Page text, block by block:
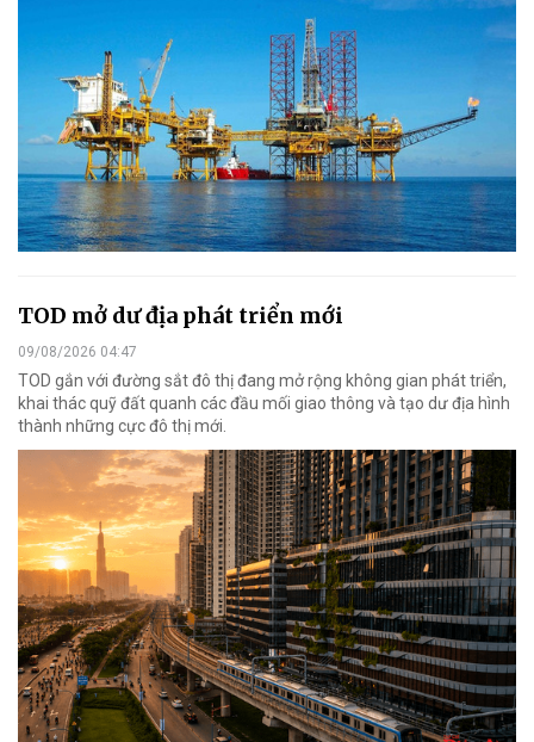
TOD mở dư địa phát triển mới
09/08/2026 04:47
TOD gắn với đường sắt đô thị đang mở rộng không gian phát triển,
khai thác quỹ đất quanh các đầu mối giao thông và tạo dư địa hình
thành những cực đô thị mới.